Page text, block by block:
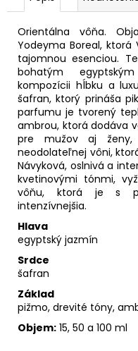
Orientálna vôňa.
Yodeyma Boreal, ktorá
tajomnou esenciou.
bohatým
kompozícii hĺbku a
šafran, ktorý prináša
parfumu je tvorený
ambrou, ktorá dodáva
pre mužov aj
neodolateľnej vôni,
Návyková, oslnivá a
kvetinovými tónmi,
vôňu, ktorá je s
intenzívnejšia.
Hlava
egyptský jazmín
Srdce
šafran
Základ
pižmo, drevité tóny,
Objem: 15, 50 a 100 ml